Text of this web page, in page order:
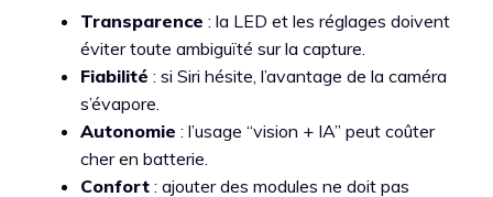
Transparence : la LED et les réglages doivent
éviter toute ambiguïté sur la capture.
Fiabilité : si Siri hésite, l’avantage de la caméra
s’évapore.
Autonomie : l’usage “vision + IA” peut coûter
cher en batterie.
Confort : ajouter des modules ne doit pas